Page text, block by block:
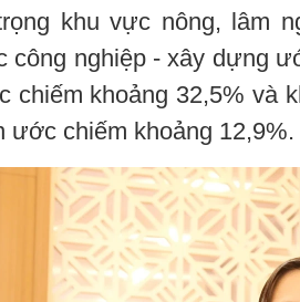
khu vực nông, lâm
công nghiệp - xây dựng
chiếm khoảng 32,5% và
ước chiếm khoảng 12,9%.